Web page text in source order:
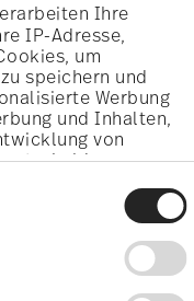
Ihre
IP-Adresse,
um
speichern und
Werbung
und Inhalten,
von
über die
auf das
widerrufen